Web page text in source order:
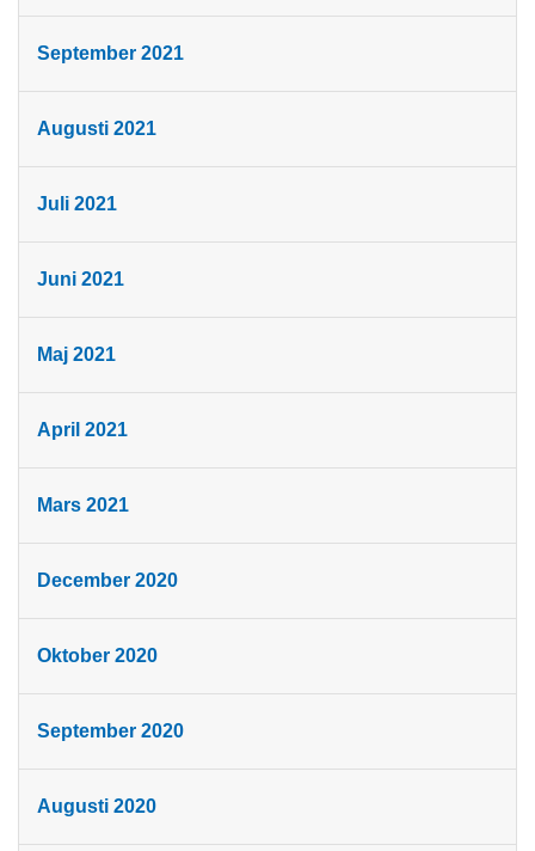
September 2021
Augusti 2021
Juli 2021
Juni 2021
Maj 2021
April 2021
Mars 2021
December 2020
Oktober 2020
September 2020
Augusti 2020